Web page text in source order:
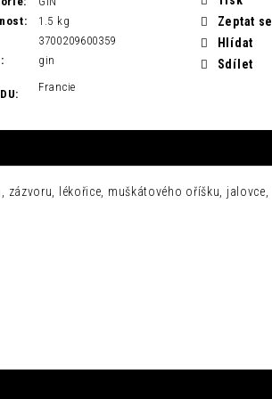
:
1.5 kg
3700209600359
:
gin
:
Francie
Zeptat se
Hlídat
Sdílet
lékořice, muškátového oříšku, jalovce,